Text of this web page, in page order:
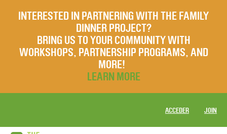
INTERESTED IN PARTNERING WITH THE FAMILY
DINNER PROJECT?
BRING US TO YOUR COMMUNITY WITH
WORKSHOPS, PARTNERSHIP PROGRAMS, AND
MORE!
LEARN MORE
ACCEDER JOIN